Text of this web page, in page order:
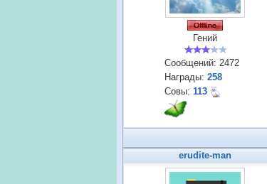
Гений
Сообщений: 2472
Награды: 258
Совы: 113
erudite-man